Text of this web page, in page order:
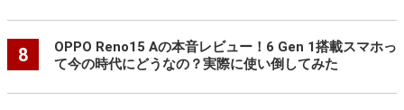
8
OPPO Reno15 Aの本音レビュー！6 Gen 1搭載スマホっ
て今の時代にどうなの？実際に使い倒してみた